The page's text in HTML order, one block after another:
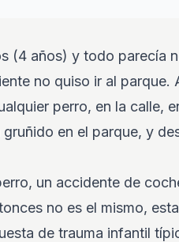
(4 años) y todo parecía
no quiso ir al parque.
perro, en la calle,
en el parque, y
un accidente de
no es el mismo,
de trauma infantil